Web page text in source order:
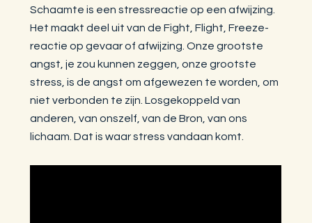
Schaamte is een stressreactie op een afwijzing.
Het maakt deel uit van de Fight, Flight, Freeze-
reactie op gevaar of afwijzing. Onze grootste
angst, je zou kunnen zeggen, onze grootste
stress, is de angst om afgewezen te worden, om
niet verbonden te zijn. Losgekoppeld van
anderen, van onszelf, van de Bron, van ons
lichaam. Dat is waar stress vandaan komt.